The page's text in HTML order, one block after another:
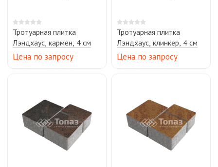
Тротуарная плитка
Лэндхаус, кармен, 4 см
Цена по запросу
Тротуарная плитка
Лэндхаус, клинкер, 4 см
Цена по запросу